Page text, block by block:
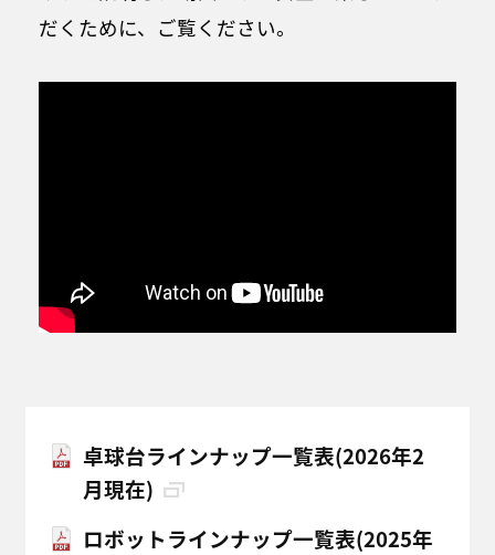
だくために、ご覧ください。
卓球台ラインナップ一覧表(2026年2
月現在)
ロボットラインナップ一覧表(2025年